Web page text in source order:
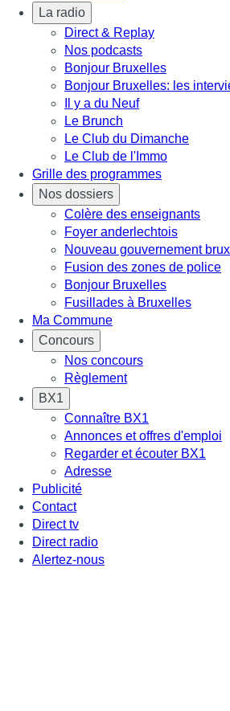
La radio
Direct & Replay
Nos podcasts
Bonjour Bruxelles
Bonjour Bruxelles: les
Il y a du Neuf
Le Brunch
Le Club du Dimanche
Le Club de l'Immo
Grille des programmes
Nos dossiers
Colère des enseignants
Foyer anderlechtois
Nouveau gouvernement
Fusion des zones de police
Bonjour Bruxelles
Fusillades à Bruxelles
Ma Commune
Concours
Nos concours
Règlement
BX1
Connaître BX1
Annonces et offres d'emploi
Regarder et écouter BX1
Adresse
Publicité
Contact
Direct tv
Direct radio
Alertez-nous